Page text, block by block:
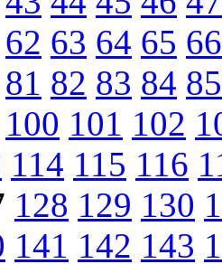
62 63 64 65 66
81 82 83 84 85
100 101 102
114 115 116
128 129 130
141 142 143